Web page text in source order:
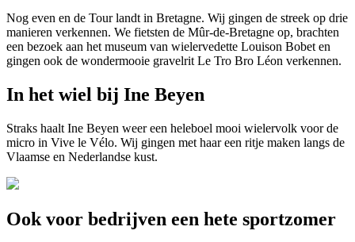
Nog even en de Tour landt in Bretagne. Wij gingen de streek op drie
manieren verkennen. We fietsten de Mûr-de-Bretagne op, brachten
een bezoek aan het museum van wielervedette Louison Bobet en
gingen ook de wondermooie gravelrit Le Tro Bro Léon verkennen.
In het wiel bij Ine Beyen
Straks haalt Ine Beyen weer een heleboel mooi wielervolk voor de
micro in Vive le Vélo. Wij gingen met haar een ritje maken langs de
Vlaamse en Nederlandse kust.
Ook voor bedrijven een hete sportzomer